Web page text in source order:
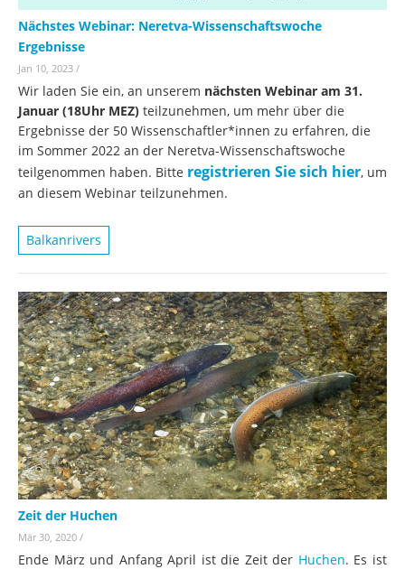
Nächstes Webinar: Neretva-Wissenschaftswoche
Ergebnisse
Jan 10, 2023 /
Wir laden Sie ein, an unserem nächsten Webinar am 31.
Januar (18Uhr MEZ) teilzunehmen, um mehr über die
Ergebnisse der 50 Wissenschaftler*innen zu erfahren, die
im Sommer 2022 an der Neretva-Wissenschaftswoche
teilgenommen haben. Bitte registrieren Sie sich hier, um
an diesem Webinar teilzunehmen.
Balkanrivers
Zeit der Huchen
Mär 30, 2020 /
Ende März und Anfang April ist die Zeit der Huchen. Es ist